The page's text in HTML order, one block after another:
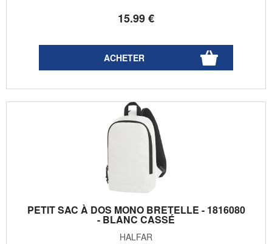
15.99€
PETIT SAC À DOS MONO BRETELLE - 1816080
- BLANC CASSÉ
HALFAR